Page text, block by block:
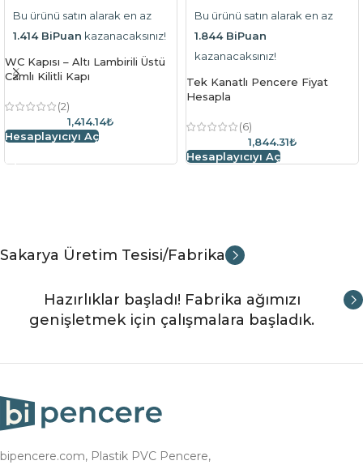
Bu ürünü satın alarak en az
1.414 BiPuan kazanacaksınız!
WC Kapısı – Altı Lambirili Üstü
Camlı Kilitli Kapı
(2)
1,414.14₺
Hesaplayıcıyı Aç
Bu ürünü satın alarak en az
1.844 BiPuan
kazanacaksınız!
Tek Kanatlı Pencere Fiyat
Hesapla
(6)
1,844.31₺
Hesaplayıcıyı Aç
Sakarya Üretim Tesisi/Fabrika
Hazırlıklar başladı! Fabrika ağımızı
genişletmek için çalışmalara başladık.
bipencere.com, Plastik PVC Pencere,